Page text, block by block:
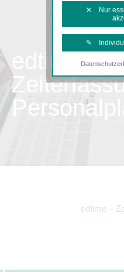
edtime –
✕ Nur
✎
Diese
Tracking-